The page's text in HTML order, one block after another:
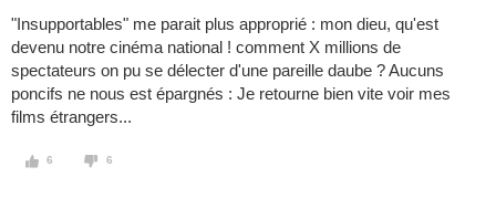
"Insupportables" me parait plus approprié : mon dieu, qu'est
devenu notre cinéma national ! comment X millions de
spectateurs on pu se délecter d'une pareille daube ? Aucuns
poncifs ne nous est épargnés : Je retourne bien vite voir mes
films étrangers...
6 6